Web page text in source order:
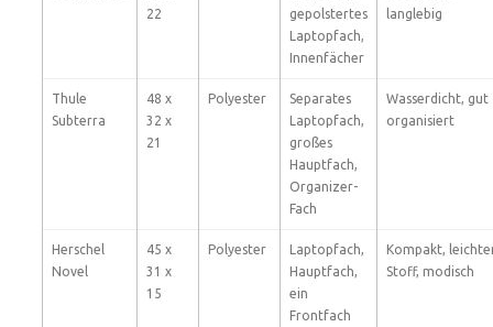
22
gepolstertes
Laptopfach,
Innenfächer
langlebig
Thule
Subterra
48 x
32 x
21
Polyester
Separates
Laptopfach,
großes
Hauptfach,
Organizer-
Fach
Wasserdicht, gut
organisiert
Herschel
Novel
45 x
31 x
15
Polyester
Laptopfach,
Hauptfach,
ein
Frontfach
Kompakt,
Stoff, modisch